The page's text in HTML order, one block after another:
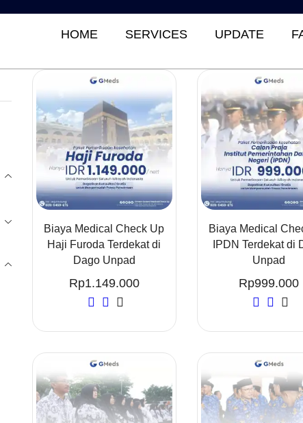
HOME SERVICES UPDATE
Biaya Medical Check Up
Haji Furoda Terdekat di
Dago Unpad
Rp1.149.000
Biaya Medical
IPDN Terdekat di
Unpad
Rp999.000